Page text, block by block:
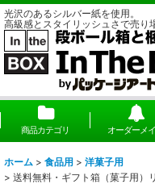
光沢のあるシルバー紙を使用。
高級感とスタイリッシュさで売り
商品カテゴリ オーダーメ
ホーム > 食品用 > 洋菓子用
> 送料無料・ギフト箱（菓子用）